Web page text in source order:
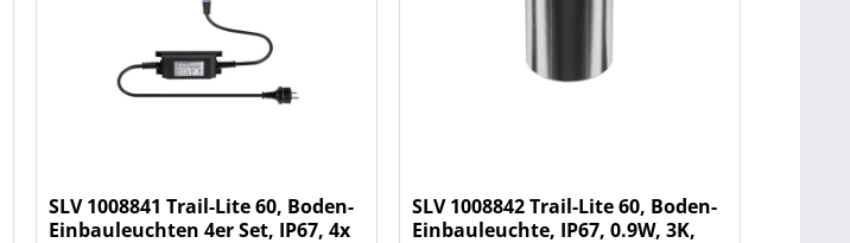
SLV 1008841 Trail-Lite 60, Boden-
Einbauleuchten 4er Set, IP67, 4x
SLV 1008842 Trail-Lite 60, Boden-
Einbauleuchte, IP67, 0.9W, 3K,